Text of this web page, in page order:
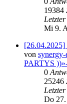
19384
Mi 9.
von synergy-
PARTYS
0
25246
Do